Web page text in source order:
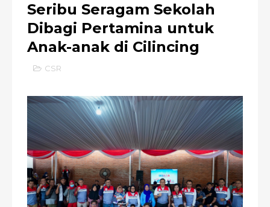
Seribu Seragam Sekolah
Dibagi Pertamina untuk
Anak-anak di Cilincing
CSR